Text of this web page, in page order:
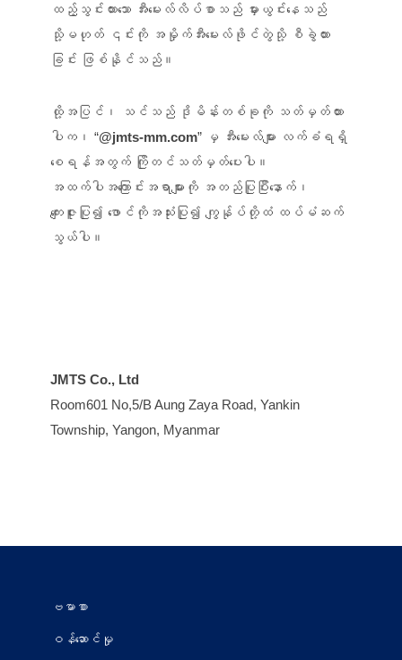
ထည့်သွင်းထားသော အီးမေးလ်လိပ်စာသည် မှားယွင်းနေသည်
သို့မဟုတ် ၎င်းကို အမှိုက်အီးမေးလ်ဖိုင်တွဲသို့ စီခွဲထား
ခြင်း ဖြစ်နိုင်သည်။
ထို့အပြင်၊ သင်သည် ဒိုမိန်းတစ်ခုကို သတ်မှတ်ထား
ပါက၊ “@jmts-mm.com” မှ အီးမေးလ်များ လက်ခံရရှိ
စေရန်အတွက် ကြိုတင်သတ်မှတ်ပေးပါ။
အထက်ပါအကြောင်းအရာများကို အတည်ပြုပြီးနောက်၊
ကျေးဇူးပြု၍ ဖောင်ကိုအသုံးပြု၍ ကျွန်ုပ်တို့ထံ ထပ်မံဆက်
သွယ်ပါ။
JMTS Co., Ltd
Room601 No,5/B Aung Zaya Road, Yankin
Township, Yangon, Myanmar
ဗမာစာ
ဝန်ဆောင်မှု